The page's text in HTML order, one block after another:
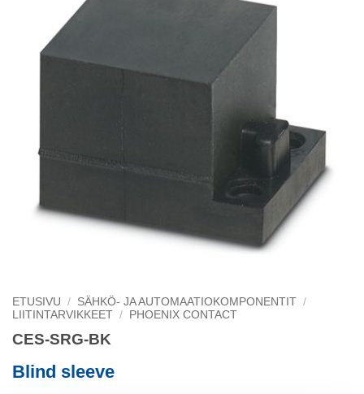
ETUSIVU / SÄHKÖ- JA AUTOMAATIOKOMPONENTIT /
LIITINTARVIKKEET / PHOENIX CONTACT
CES-SRG-BK
Blind sleeve